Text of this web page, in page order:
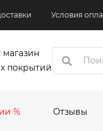
Условия
покрытий
% Отзывы